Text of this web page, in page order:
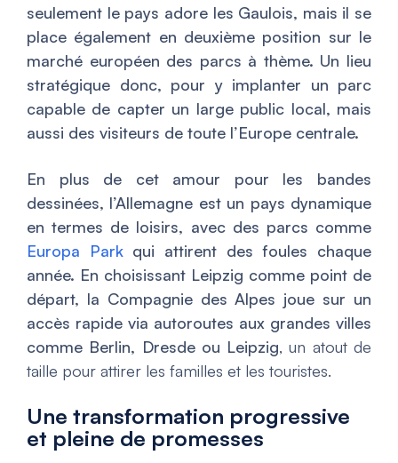
seulement le pays adore les Gaulois, mais il se
place également en deuxième position sur le
marché européen des parcs à thème. Un lieu
stratégique donc, pour y implanter un parc
capable de capter un large public local, mais
aussi des visiteurs de toute l’Europe centrale.
En plus de cet amour pour les bandes
dessinées, l’Allemagne est un pays dynamique
en termes de loisirs, avec des parcs comme
Europa Parkqui attirent des foules chaque
année. En choisissant Leipzig comme point de
départ, la Compagnie des Alpes joue sur un
accès rapide via autoroutes aux grandes villes
comme Berlin, Dresde ou Leipzig, un atout de
taille pour attirer les familles et les touristes.
Une transformation progressive
et pleine de promesses